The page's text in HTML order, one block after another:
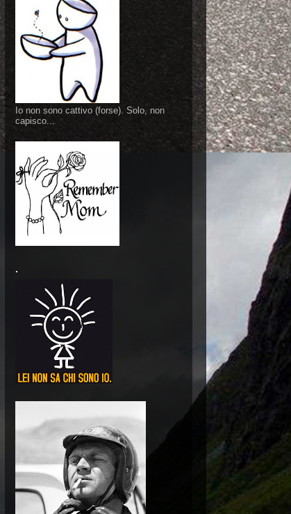
Io non sono cattivo (forse). Solo, non
capisco...
.